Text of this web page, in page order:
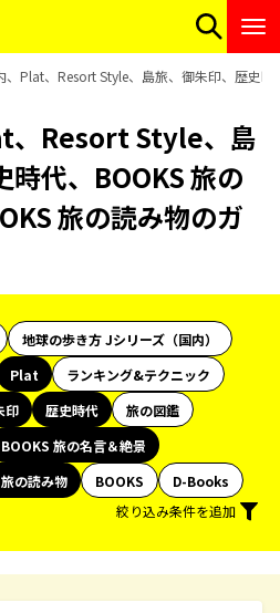
、Plat、Resort Style、島旅、御朱印、歴史
、Resort Style、島
代、BOOKS 旅の
旅の読み物のガ
地球の歩き方 Jシリーズ（国内）
Plat
ランキング&テクニック
印 歴史時代
旅の図鑑
BOOKS 旅の名言＆絶景
の読み物 BOOKS
D-Books
絞り込み条件を追加